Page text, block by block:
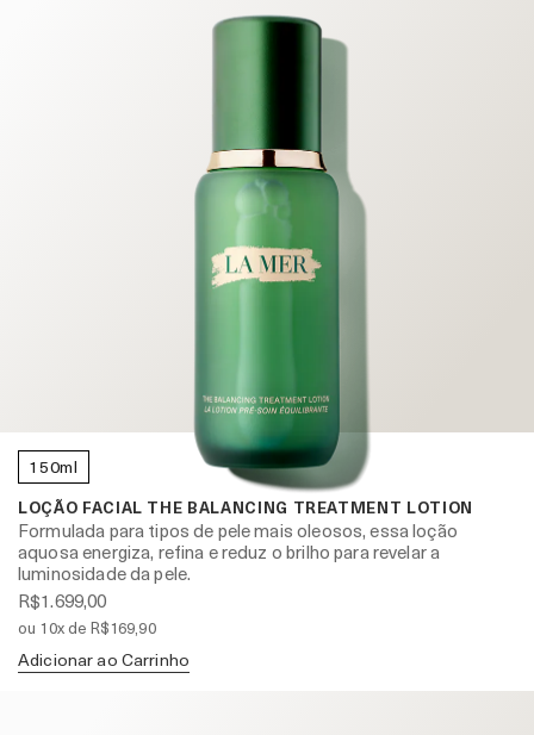
150ml
LOÇÃO FACIAL THE BALANCING TREATMENT LOTION
Formulada para tipos de pele mais oleosos, essa loção
aquosa energiza, refina e reduz o brilho para revelar a
luminosidade da pele.
R$1.699,00
ou 10x de R$169,90
Adicionar ao Carrinho